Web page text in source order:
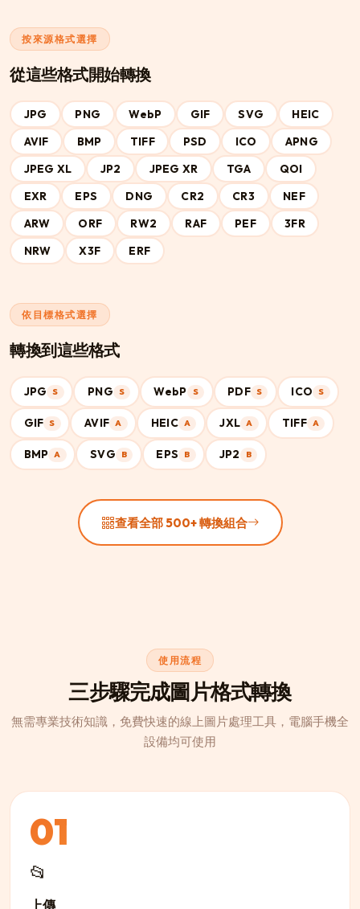
按來源格式選擇
從這些格式開始轉換
JPG PNG WebP GIF SVG
HEIC
AVIF
BMP TIFF PSD ICO
APNG
JPEG XL
JP2 JPEG XR TGA
QOI
EXR
EPS DNG CR2 CR3
NEF
ARW
ORF RW2 RAF PEF
3FR
NRW
X3F ERF
依目標格式選擇
轉換到這些格式
JPG S PNG S WebP S PDF S ICO S
GIF S AVIF A HEIC A JXL A TIFF A
BMP A SVG B EPS B JP2 B
查看全部 500+ 轉換組合
使用流程
三步驟完成圖片格式轉換
無需專業技術知識，免費快速的線上圖片處理工具，電腦手機全
設備均可使用
01
📂
上傳